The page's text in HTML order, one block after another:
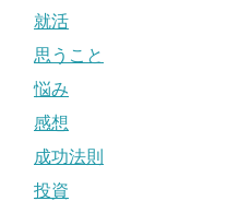
就活
思うこと
悩み
感想
成功法則
投資